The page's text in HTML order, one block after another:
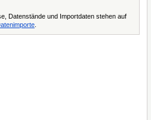
Datenstände und Importdaten stehen auf